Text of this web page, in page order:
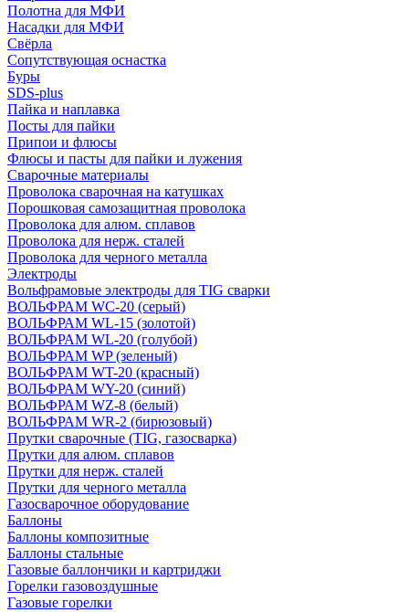
Полотна для МФИ
Насадки для МФИ
Свёрла
Сопутствующая оснастка
Буры
SDS-plus
Пайка и наплавка
Посты для пайки
Припои и флюсы
Флюсы и пасты для пайки и лужения
Сварочные материалы
Проволока сварочная на катушках
Порошковая самозащитная проволока
Проволока для алюм. сплавов
Проволока для нерж. сталей
Проволока для черного металла
Электроды
Вольфрамовые электроды для TIG сварки
ВОЛЬФРАМ WC-20 (серый)
ВОЛЬФРАМ WL-15 (золотой)
ВОЛЬФРАМ WL-20 (голубой)
ВОЛЬФРАМ WP (зеленый)
ВОЛЬФРАМ WT-20 (красный)
ВОЛЬФРАМ WY-20 (синий)
ВОЛЬФРАМ WZ-8 (белый)
ВОЛЬФРАМ WR-2 (бирюзовый)
Прутки сварочные (TIG, газосварка)
Прутки для алюм. сплавов
Прутки для нерж. сталей
Прутки для черного металла
Газосварочное оборудование
Баллоны
Баллоны композитные
Баллоны стальные
Газовые баллончики и картриджи
Горелки газовоздушные
Газовые горелки